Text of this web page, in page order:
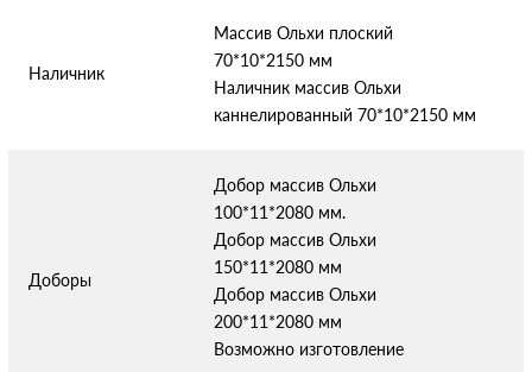
Наличник
Массив Ольхи плоский
70*10*2150 мм
Наличник массив Ольхи
каннелированный 70*10*2150 мм
Доборы
Добор массив Ольхи
100*11*2080 мм.
Добор массив Ольхи
150*11*2080 мм
Добор массив Ольхи
200*11*2080 мм
Возможно изготовление